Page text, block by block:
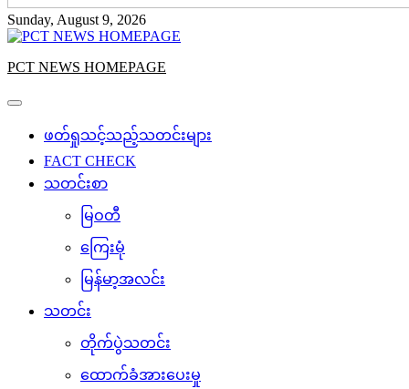
Sunday, August 9, 2026
PCT NEWS HOMEPAGE
ဖတ်ရှုသင့်သည့်သတင်းများ
FACT CHECK
သတင်းစာ
မြဝတီ
ကြေးမုံ
မြန်မာ့အလင်း
သတင်း
တိုက်ပွဲသတင်း
ထောက်ခံအားပေးမှု